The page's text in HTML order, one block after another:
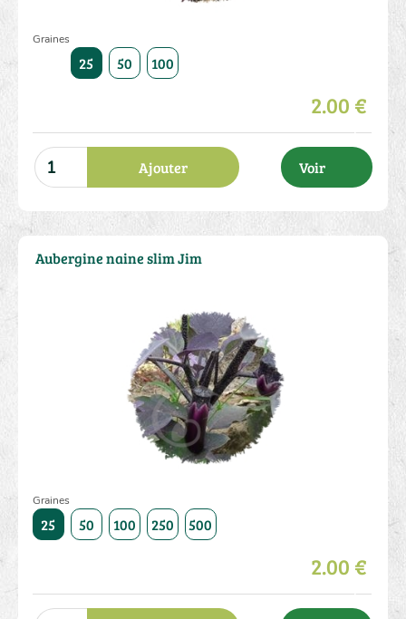
Graines
25 50 100
2.00 €
Ajouter Voir
Graines
25 50 100 250 500 250
2.00 €
Aubergine naine slim Jim